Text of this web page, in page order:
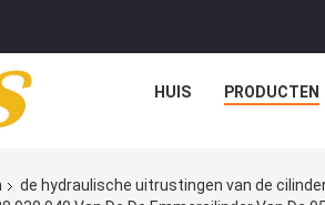
HUIS PRODUCTEN
de hydraulische uitrustingen van de